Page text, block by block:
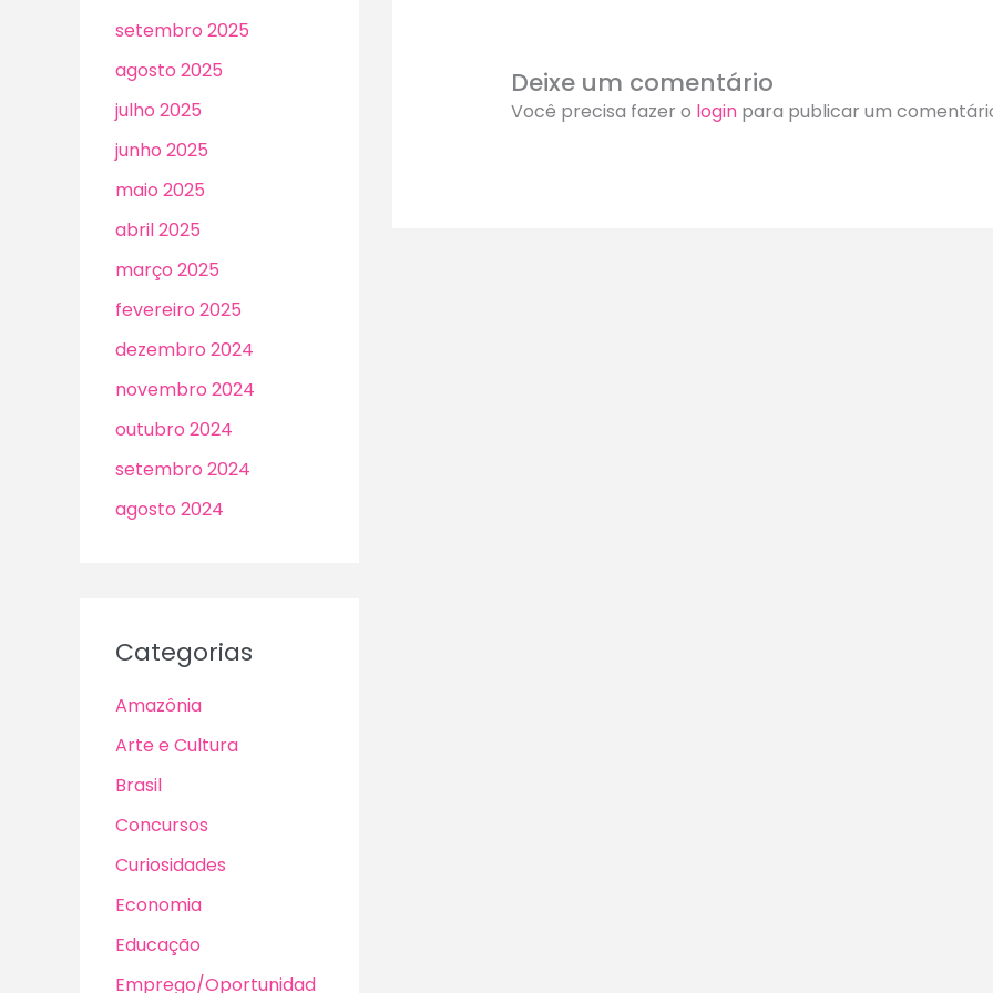
setembro 2025
agosto 2025
julho 2025
junho 2025
maio 2025
abril 2025
março 2025
fevereiro 2025
dezembro 2024
novembro 2024
outubro 2024
setembro 2024
agosto 2024
Categorias
Amazônia
Arte e Cultura
Brasil
Concursos
Curiosidades
Economia
Educação
Emprego/Oportunidad
Deixe um comentário
Você precisa fazer o login para publicar um